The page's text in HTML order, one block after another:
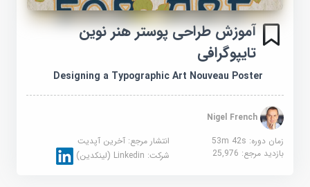
آموزش طراحی پوستر هنر نوین
تایپوگرافی
Designing a Typographic Art Nouveau Poster
Nigel French
زمان دوره: 53m 42s
انتشار مرجع:آخرین آپدیت
بازدید مرجع:25,976 شرکت:Linkedin (لینکدین)